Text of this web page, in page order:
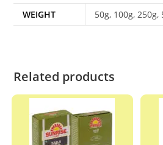
WEIGHT 50g, 100g, 250g,
Related products